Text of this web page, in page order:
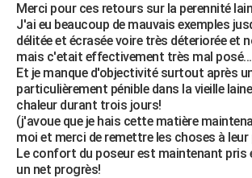
Merci pour ces retours sur la perennité
J'ai eu beaucoup de mauvais exemples
délitée et écrasée voire très déteriorée et
mais c'etait effectivement très mal posé...
Et je manque d'objectivité surtout après
particulièrement pénible dans la vieille
chaleur durant trois jours!
(j'avoue que je hais cette matière
moi et merci de remettre les choses à leur
Le confort du poseur est maintenant pris
un net progrès!